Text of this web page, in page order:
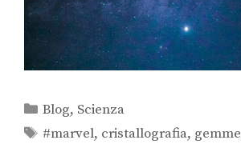
Blog, Scienza
#marvel, cristallografia, gemme